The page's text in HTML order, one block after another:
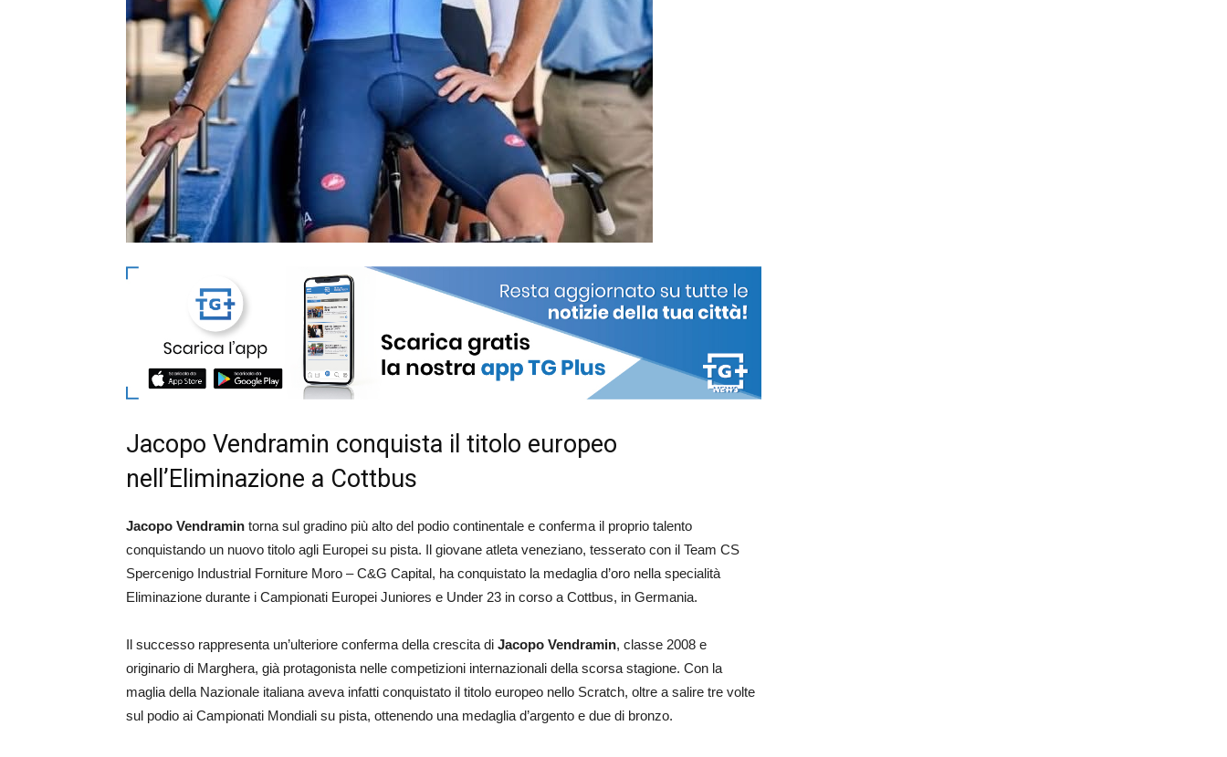
Jacopo Vendramin conquista il titolo europeo
nell’Eliminazione a Cottbus
Jacopo Vendramin torna sul gradino più alto del podio continentale e conferma il proprio talento
conquistando un nuovo titolo agli Europei su pista. Il giovane atleta veneziano, tesserato con il Team CS
Spercenigo Industrial Forniture Moro – C&G Capital, ha conquistato la medaglia d’oro nella specialità
Eliminazione durante i Campionati Europei Juniores e Under 23 in corso a Cottbus, in Germania.
Il successo rappresenta un’ulteriore conferma della crescita di Jacopo Vendramin, classe 2008 e
originario di Marghera, già protagonista nelle competizioni internazionali della scorsa stagione. Con la
maglia della Nazionale italiana aveva infatti conquistato il titolo europeo nello Scratch, oltre a salire tre volte
sul podio ai Campionati Mondiali su pista, ottenendo una medaglia d’argento e due di bronzo.